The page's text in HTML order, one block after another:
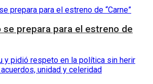
se prepara para el estreno de